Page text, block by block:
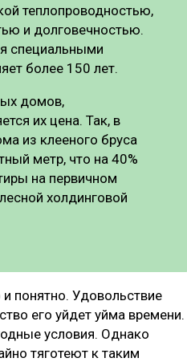
теплопроводностью,
и долговечностью.
специальными
более 150 лет.
домов,
их цена. Так, в
из клееного бруса
метр, что на 40%
на первичном
холдинговой
понятно. Удовольствие
его уйдет уйма времени.
условия. Однако
тяготеют к таким